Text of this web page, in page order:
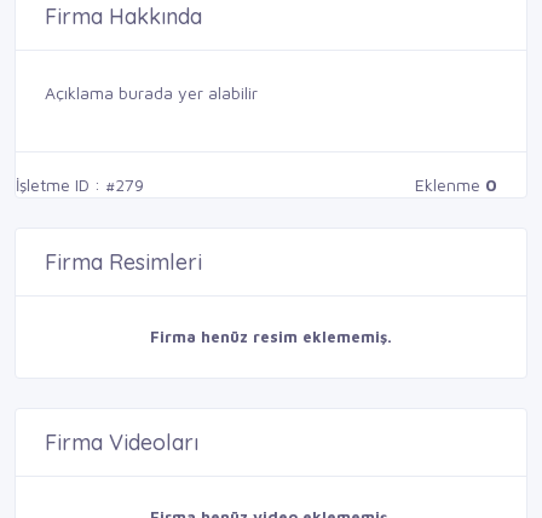
Firma Hakkında
Açıklama burada yer alabilir
İşletme ID : #279 Eklenme 0
Firma Resimleri
Firma henüz resim eklememiş.
Firma Videoları